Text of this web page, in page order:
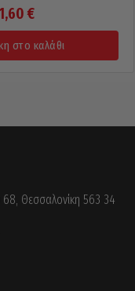
€
στο καλάθι
Θεσσαλονίκη 563 34